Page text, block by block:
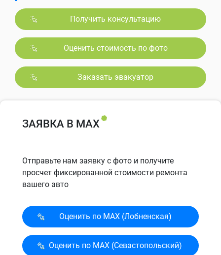
Получить консультацию
Оценить стоимость по фото
Заказать эвакуатор
ЗАЯВКА В MAX
Отправьте нам заявку с фото и получите
просчет фиксированной стоимости ремонта
вашего авто
Оценить по MAX (Лобненская)
Оценить по MAX (Севасто­польский)